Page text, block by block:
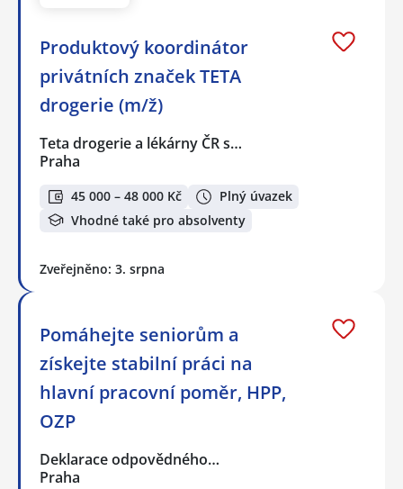
Produktový koordinátor
privátních značek TETA
drogerie (m/ž)
Teta drogerie a lékárny ČR s…
Praha
45 000 – 48 000 Kč
Plný úvazek
Vhodné také pro absolventy
Zveřejněno: 3. srpna
Pomáhejte seniorům a
získejte stabilní práci na
hlavní pracovní poměr, HPP,
OZP
Deklarace odpovědného…
Praha